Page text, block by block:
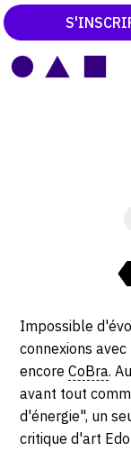
Impossible
connexions
encoreCoBra.
avant tout
d'énergie", un
critique d'art